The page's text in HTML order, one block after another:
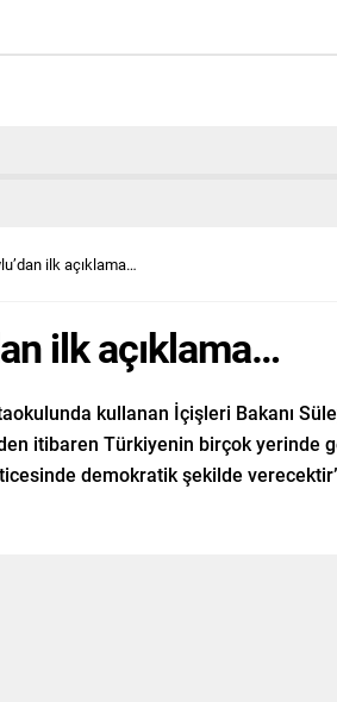
ilk açıklama…
ilk açıklama…
kullanan İçişleri Bakanı
itibaren Türkiyenin birçok yerinde
demokratik şekilde